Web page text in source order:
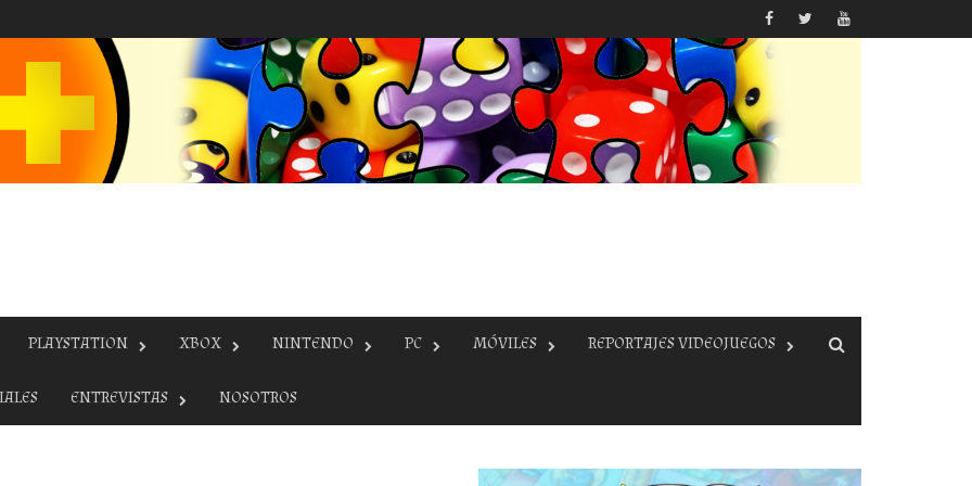
PLAYSTATION XBOX NINTENDO PC MÓVILES REPORTAJES VIDEOJUEGOS
ENTREVISTAS NOSOTROS